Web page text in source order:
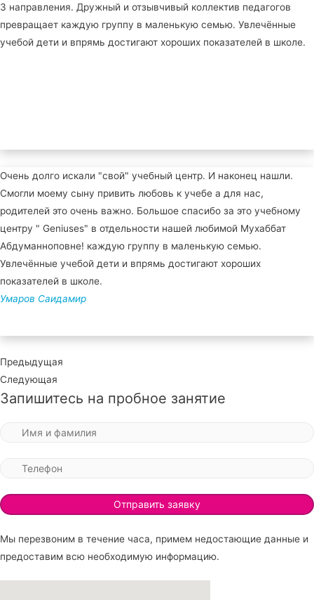
3 направления. Дружный и отзывчивый коллектив педагогов
превращает каждую группу в маленькую семью. Увлечённые
учебой дети и впрямь достигают хороших показателей в школе.
Очень долго искали "свой" учебный центр. И наконец нашли.
Смогли моему сыну привить любовь к учебе а для нас,
родителей это очень важно. Большое спасибо за это учебному
центру " Geniuses" в отдельности нашей любимой Мухаббат
Абдуманноповне! каждую группу в маленькую семью.
Увлечённые учебой дети и впрямь достигают хороших
показателей в школе.
Умаров Саидамир
Предыдущая
Следующая
Запишитесь на пробное занятие
Мы перезвоним в течение часа, примем недостающие данные и
предоставим всю необходимую информацию.